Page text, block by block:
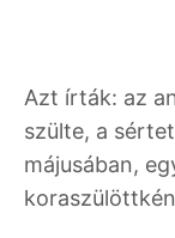
Azt írták: az
szülte, a
májusában,